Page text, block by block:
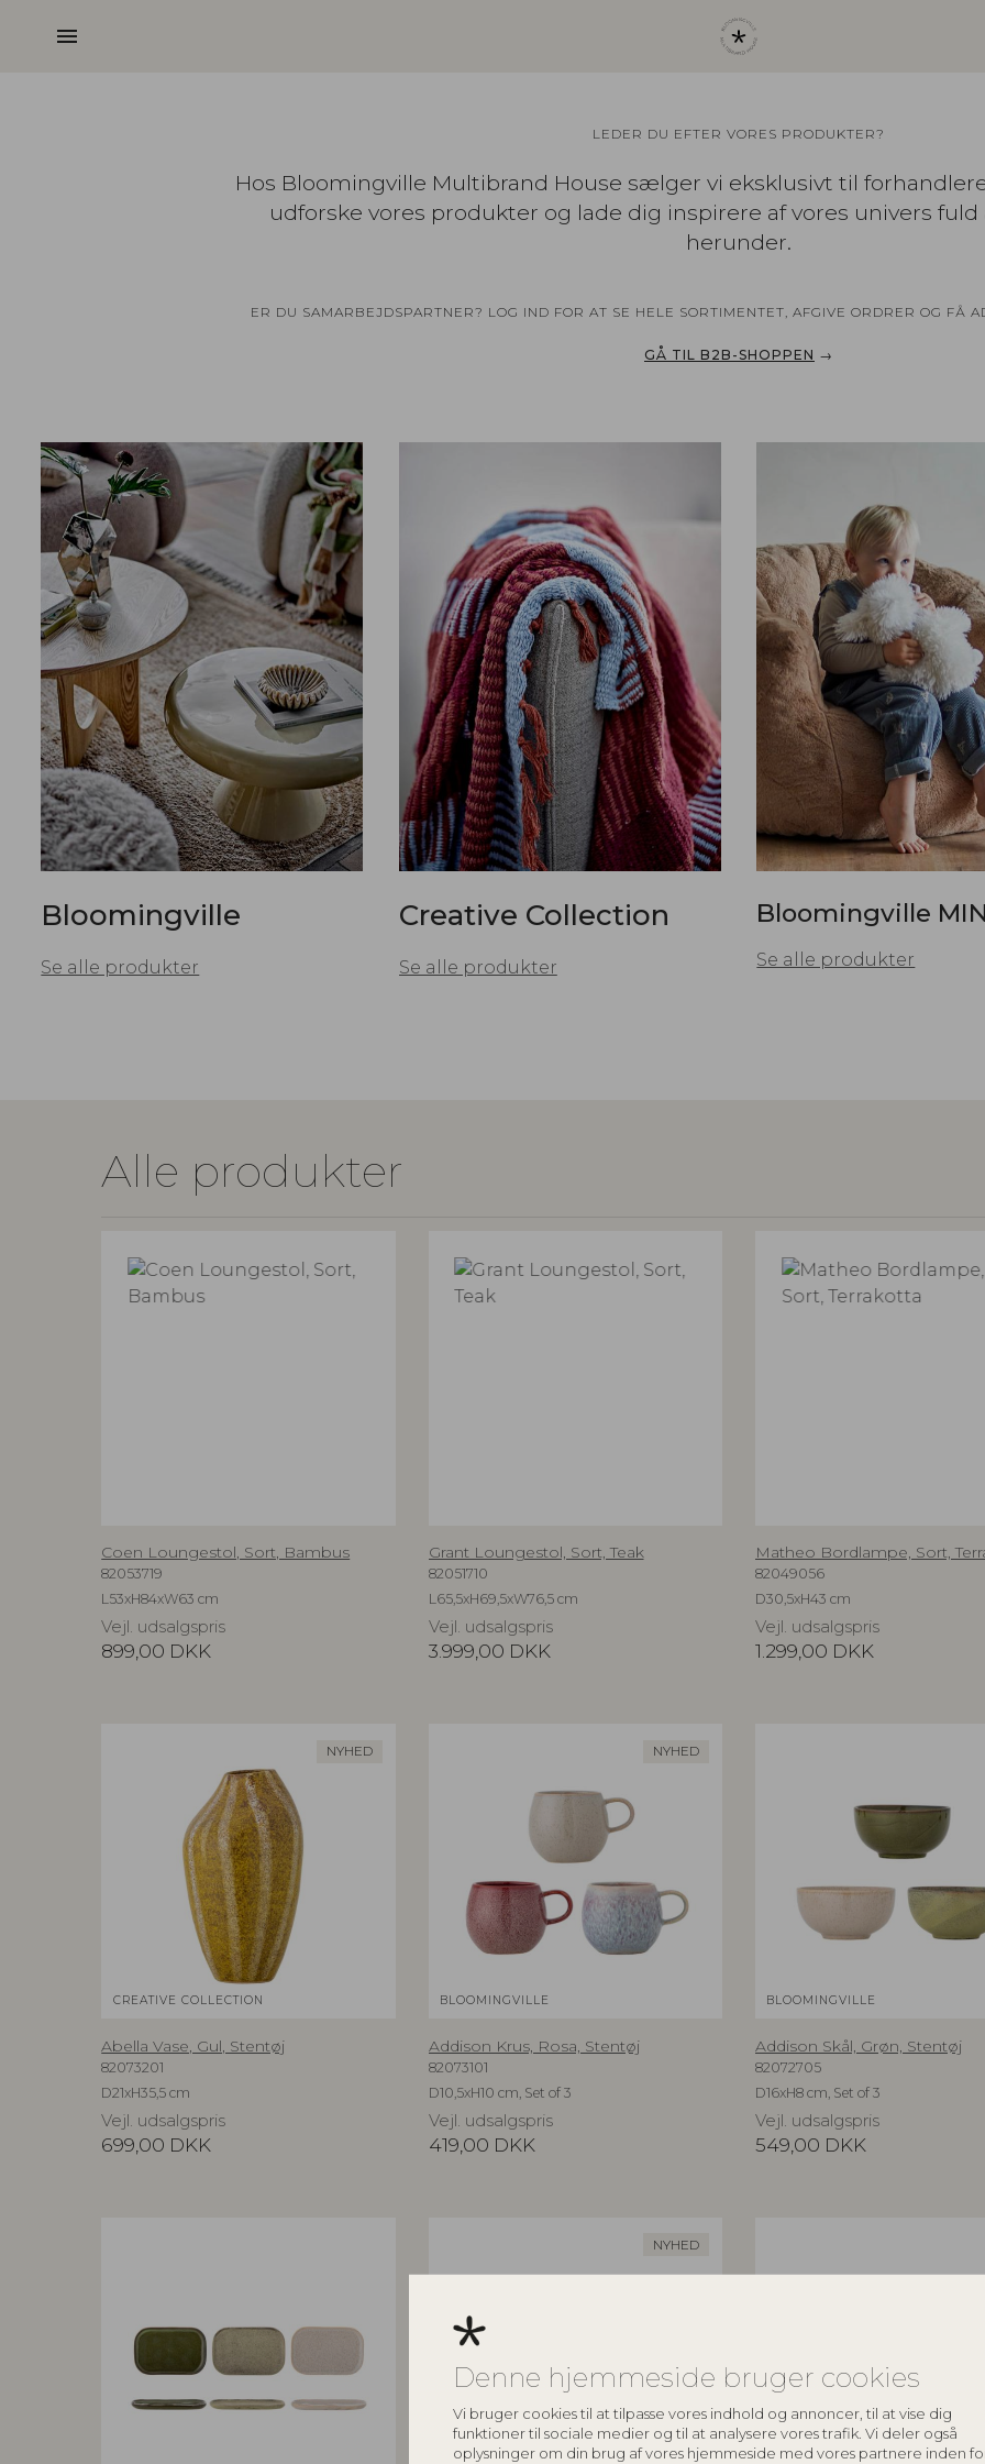
Denne hjemmeside bruger cookies
Vi bruger cookies til at tilpasse vores indhold og annoncer, til at vise dig
funktioner til sociale medier og til at analysere vores trafik. Vi deler også
oplysninger om din brug af vores hjemmeside med vores partnere inden
menu
LEDER DU EFTER VORES PRODUKTER?
Hos Bloomingville Multibrand House sælger vi eksklusivt til
udforske vores produkter og lade dig inspirere af vores univers
herunder.
ER DU SAMARBEJDSPARTNER? LOG IND FOR AT SE HELE SORTIMENTET, AFGIVE ORDRER OG FÅ
GÅ TIL B2B-SHOPPEN →
Bloomingville
Se alle produkter
Creative Collection
Se alle produkter
Bloomingville
Se alle produkter
Alle produkter
Coen Loungestol, Sort, Bambus
82053719
L53xH84xW63 cm
Vejl. udsalgspris
899,00 DKK
Grant Loungestol, Sort, Teak
82051710
L65,5xH69,5xW76,5 cm
Vejl. udsalgspris
3.999,00 DKK
Matheo Bordlampe, Sort,
82049056
D30,5xH43 cm
Vejl. udsalgspris
1.299,00 DKK
NYHED
CREATIVE COLLECTION
Abella Vase, Gul, Stentøj
82073201
D21xH35,5 cm
Vejl. udsalgspris
699,00 DKK
NYHED
BLOOMINGVILLE
Addison Krus, Rosa, Stentøj
82073101
D10,5xH10 cm, Set of 3
Vejl. udsalgspris
419,00 DKK
BLOOMINGVILLE
Addison Skål, Grøn, Stentøj
82072705
D16xH8 cm, Set of 3
Vejl. udsalgspris
549,00 DKK
NYHED